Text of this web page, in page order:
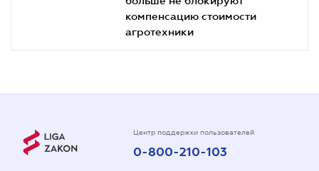
компенсацию стоимости
агротехники
Центр поддержки пользователей
0-800-210-103